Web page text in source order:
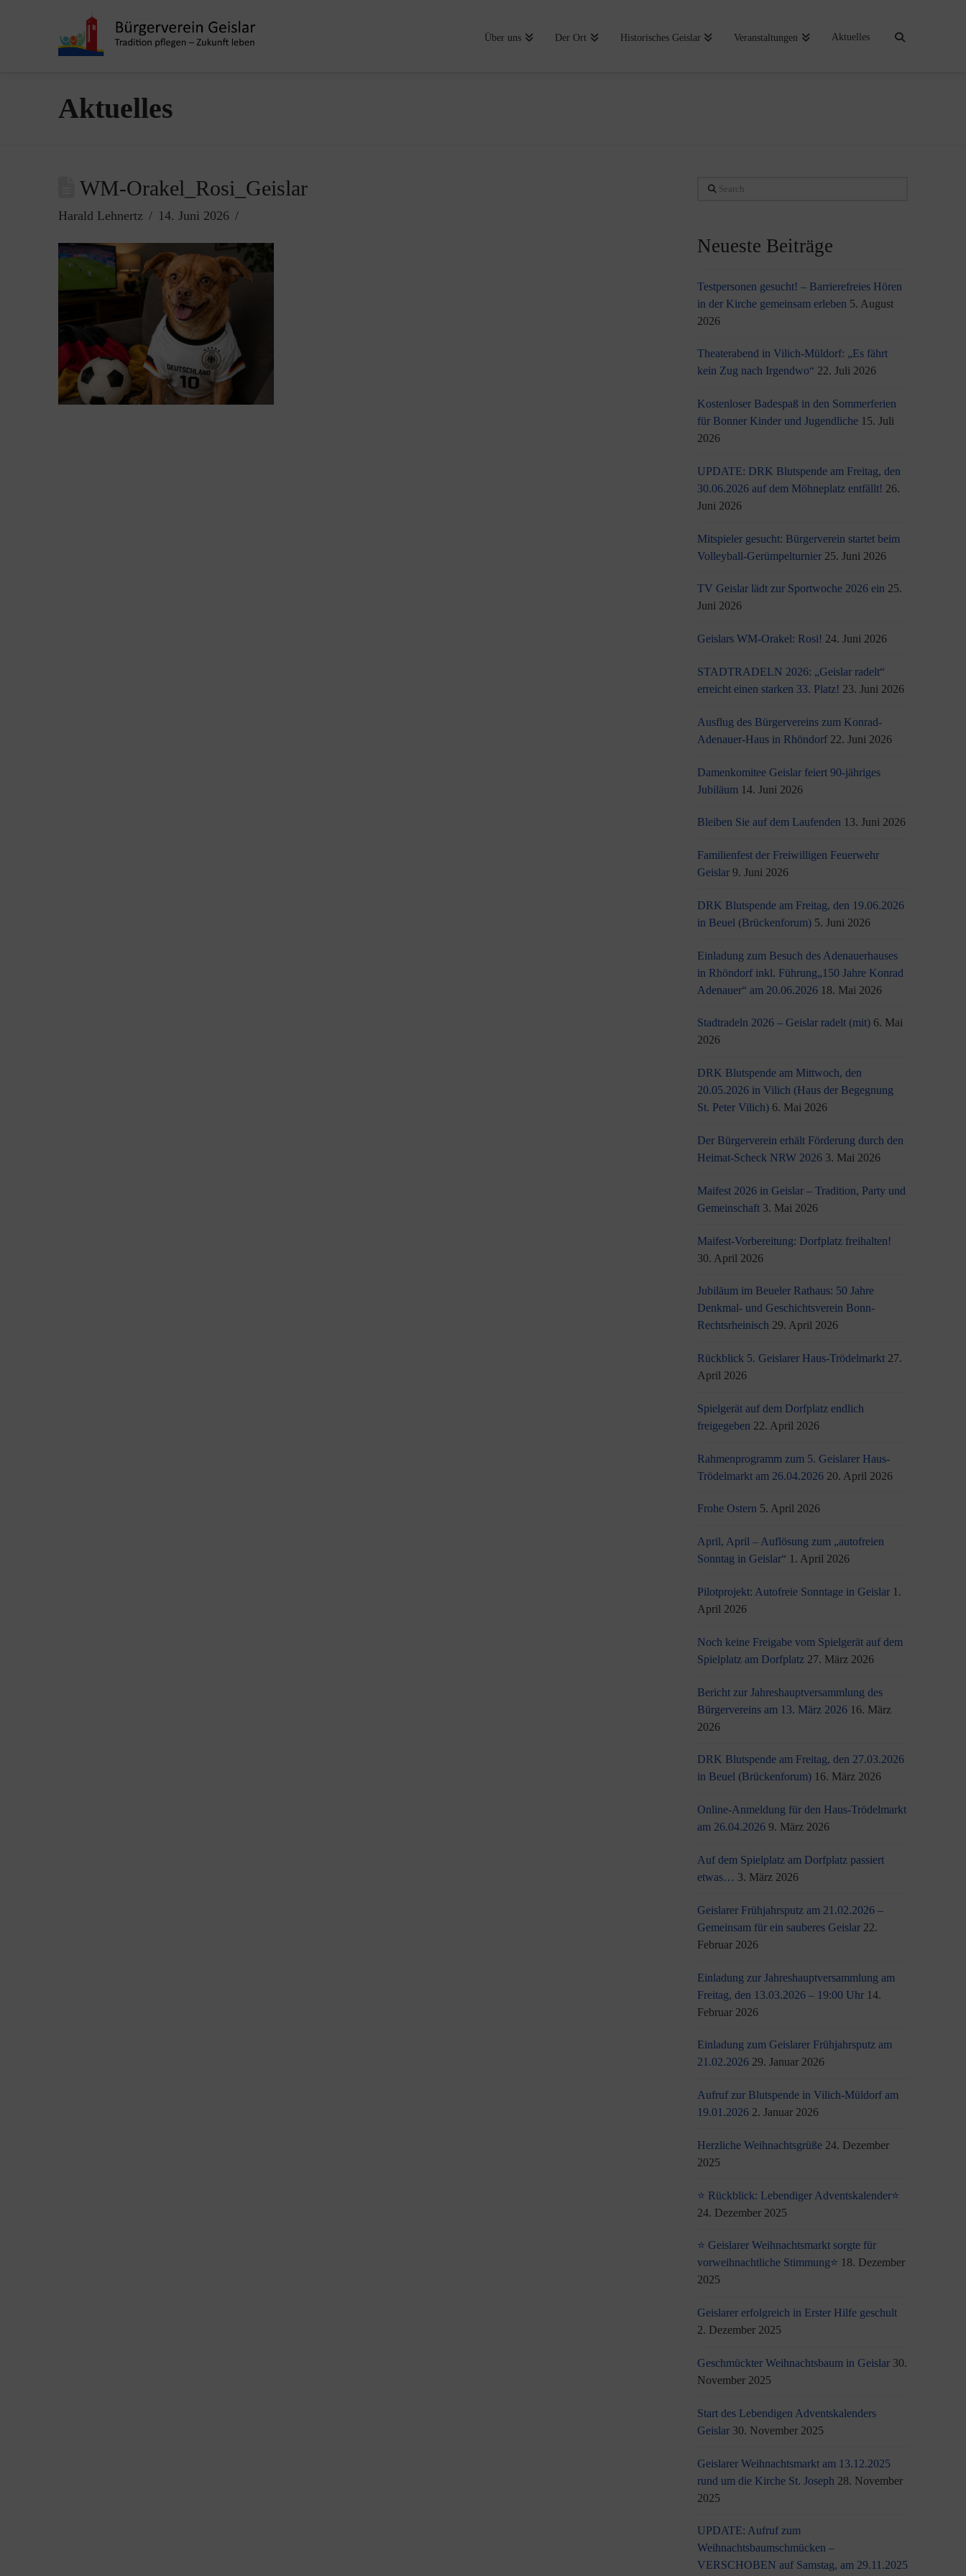
Über uns Der Ort Historisches Geislar Veranstaltungen Aktuelles
Aktuelles
WM-Orakel_Rosi_Geislar
Harald Lehnertz 14. Juni 2026
Search
Neueste Beiträge
Testpersonen gesucht! – Barrierefreies Hören
in der Kirche gemeinsam erleben 5. August
2026
Theaterabend in Vilich-Müldorf: „Es fährt
kein Zug nach Irgendwo“ 22. Juli 2026
Kostenloser Badespaß in den Sommerferien
für Bonner Kinder und Jugendliche 15. Juli
2026
UPDATE: DRK Blutspende am Freitag, den
30.06.2026 auf dem Möhneplatz entfällt! 26.
Juni 2026
Mitspieler gesucht: Bürgerverein startet beim
Volleyball-Gerümpelturnier 25. Juni 2026
TV Geislar lädt zur Sportwoche 2026 ein 25.
Juni 2026
Geislars WM-Orakel: Rosi! 24. Juni 2026
STADTRADELN 2026: „Geislar radelt“
erreicht einen starken 33. Platz! 23. Juni 2026
Ausflug des Bürgervereins zum Konrad-
Adenauer-Haus in Rhöndorf 22. Juni 2026
Damenkomitee Geislar feiert 90-jähriges
Jubiläum 14. Juni 2026
Bleiben Sie auf dem Laufenden 13. Juni 2026
Familienfest der Freiwilligen Feuerwehr
Geislar 9. Juni 2026
DRK Blutspende am Freitag, den 19.06.2026
in Beuel (Brückenforum) 5. Juni 2026
Einladung zum Besuch des Adenauerhauses
in Rhöndorf inkl. Führung„150 Jahre Konrad
Adenauer“ am 20.06.2026 18. Mai 2026
Stadtradeln 2026 – Geislar radelt (mit) 6. Mai
2026
DRK Blutspende am Mittwoch, den
20.05.2026 in Vilich (Haus der Begegnung
St. Peter Vilich) 6. Mai 2026
Der Bürgerverein erhält Förderung durch den
Heimat-Scheck NRW 2026 3. Mai 2026
Maifest 2026 in Geislar – Tradition, Party und
Gemeinschaft 3. Mai 2026
Maifest-Vorbereitung: Dorfplatz freihalten!
30. April 2026
Jubiläum im Beueler Rathaus: 50 Jahre
Denkmal- und Geschichtsverein Bonn-
Rechtsrheinisch 29. April 2026
Rückblick 5. Geislarer Haus-Trödelmarkt 27.
April 2026
Spielgerät auf dem Dorfplatz endlich
freigegeben 22. April 2026
Rahmenprogramm zum 5. Geislarer Haus-
Trödelmarkt am 26.04.2026 20. April 2026
Frohe Ostern 5. April 2026
April, April – Auflösung zum „autofreien
Sonntag in Geislar“ 1. April 2026
Pilotprojekt: Autofreie Sonntage in Geislar 1.
April 2026
Noch keine Freigabe vom Spielgerät auf dem
Spielplatz am Dorfplatz 27. März 2026
Bericht zur Jahreshauptversammlung des
Bürgervereins am 13. März 2026 16. März
2026
DRK Blutspende am Freitag, den 27.03.2026
in Beuel (Brückenforum) 16. März 2026
Online-Anmeldung für den Haus-Trödelmarkt
am 26.04.2026 9. März 2026
Auf dem Spielplatz am Dorfplatz passiert
etwas… 3. März 2026
Geislarer Frühjahrsputz am 21.02.2026 –
Gemeinsam für ein sauberes Geislar 22.
Februar 2026
Einladung zur Jahreshauptversammlung am
Freitag, den 13.03.2026 – 19:00 Uhr 14.
Februar 2026
Einladung zum Geislarer Frühjahrsputz am
21.02.2026 29. Januar 2026
Aufruf zur Blutspende in Vilich-Müldorf am
19.01.2026 2. Januar 2026
Herzliche Weihnachtsgrüße 24. Dezember
2025
⭐ Rückblick: Lebendiger Adventskalender⭐
24. Dezember 2025
⭐ Geislarer Weihnachtsmarkt sorgte für
vorweihnachtliche Stimmung⭐ 18. Dezember
2025
Geislarer erfolgreich in Erster Hilfe geschult
2. Dezember 2025
Geschmückter Weihnachtsbaum in Geislar 30.
November 2025
Start des Lebendigen Adventskalenders
Geislar 30. November 2025
Geislarer Weihnachtsmarkt am 13.12.2025
rund um die Kirche St. Joseph 28. November
2025
UPDATE: Aufruf zum
Weihnachtsbaumschmücken –
VERSCHOBEN auf Samstag, am 29.11.2025